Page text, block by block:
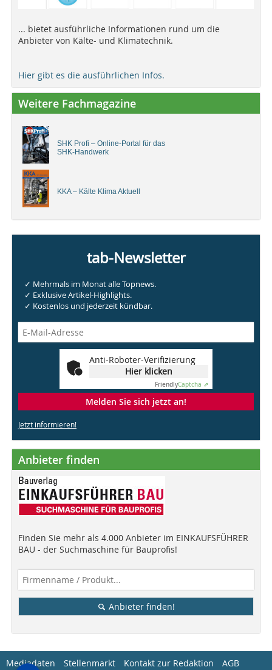
... bietet ausführliche Informationen rund um die
Anbieter von Kälte- und Klimatechnik.
Hier gibt es die ausführlichen Infos.
Weitere Fachmagazine
SHK Profi – Online-Portal für das
SHK-Handwerk
KKA – Kälte Klima Aktuell
tab-Newsletter
✓ Mehrmals im Monat alle Topnews.
✓ Exklusive Artikel-Highlights.
✓ Kostenlos und jederzeit kündbar.
Anti-Roboter-Verifizierung
Hier klicken
FriendlyCaptcha ⇗
Melden Sie sich jetzt an!
Jetzt informieren!
Anbieter finden
Finden Sie mehr als 4.000 Anbieter im EINKAUFSFÜHRER
BAU - der Suchmaschine für Bauprofis!
Anbieter finden!
Mediadaten Stellenmarkt Kontakt zur Redaktion
AGB